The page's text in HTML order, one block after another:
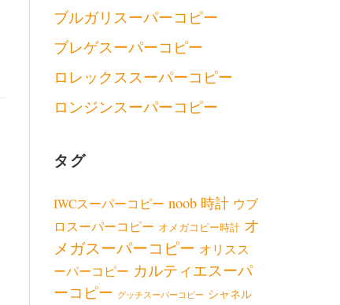
ブルガリスーパーコピー
ブレゲスーパーコピー
ロレックススーパーコピー
ロンジンスーパーコピー
タグ
IWCスーパーコピー noob 時計 ウブ
ロスーパーコピー オメガコピー時計 オ
メガスーパーコピー オリスス
ーパーコピー カルティエスーパ
ーコピー グッチスーパーコピー シャネル